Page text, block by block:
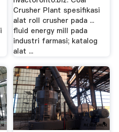
Crusher Plant spesifikasi
alat roll crusher pada ...
fluid energy mill pada
industri farmasi; katalog
alat ...